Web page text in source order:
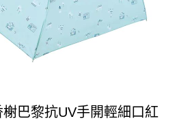
榭巴黎抗UV手開輕細口紅